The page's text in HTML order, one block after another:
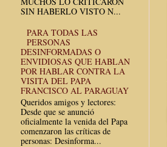
SIN HABERLO VISTO N...
PARA TODAS LAS
PERSONAS
DESINFORMADAS O
ENVIDIOSAS QUE HABLAN
POR HABLAR CONTRA LA
VISITA DEL PAPA
FRANCISCO AL PARAGUAY
Queridos amigos y lectores:
Desde que se anunció
oficialmente la venida del Papa
comenzaron las críticas de
personas: Desinforma...